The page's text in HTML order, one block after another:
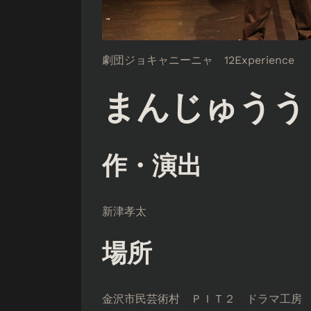
劇団ジョキャニーニャ 12Experience
まんじゅう
作・演出
新津孝太
場所
金沢市民芸術村 ＰＩＴ２ ドラマ工房